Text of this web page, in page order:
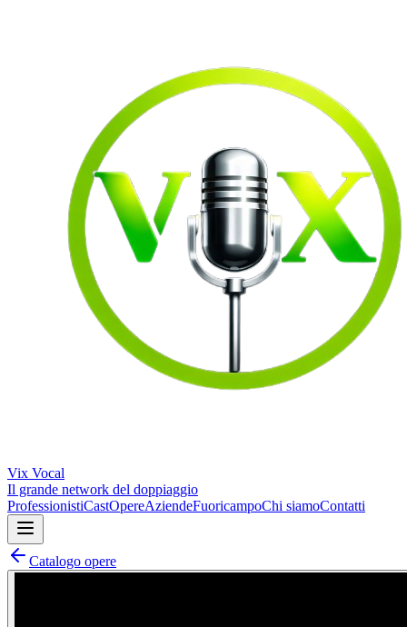
Vix Vocal
Il grande network del doppiaggio
ProfessionistiCastOpereAziendeFuoricampoChi siamoContatti
Catalogo opere